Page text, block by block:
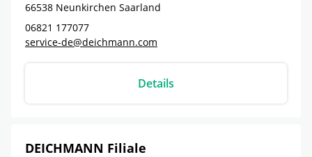
66538 Neunkirchen Saarland
06821 177077
service-de@deichmann.com
Details
DEICHMANN Filiale